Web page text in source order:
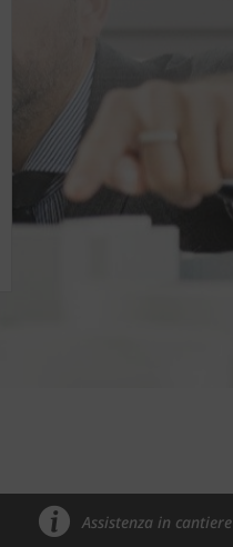
Assistenza in cantiere